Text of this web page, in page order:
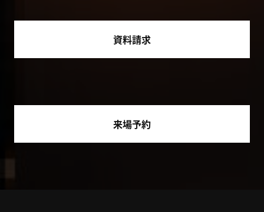
資料請求
来場予約